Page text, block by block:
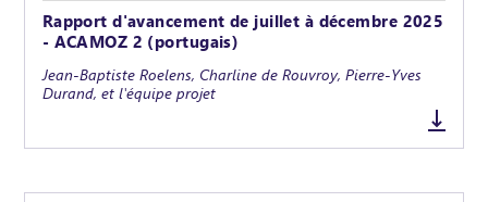
Rapport d'avancement de juillet à décembre 2025
- ACAMOZ 2 (portugais)
Jean-Baptiste Roelens, Charline de Rouvroy, Pierre-Yves
Durand, et l'équipe projet